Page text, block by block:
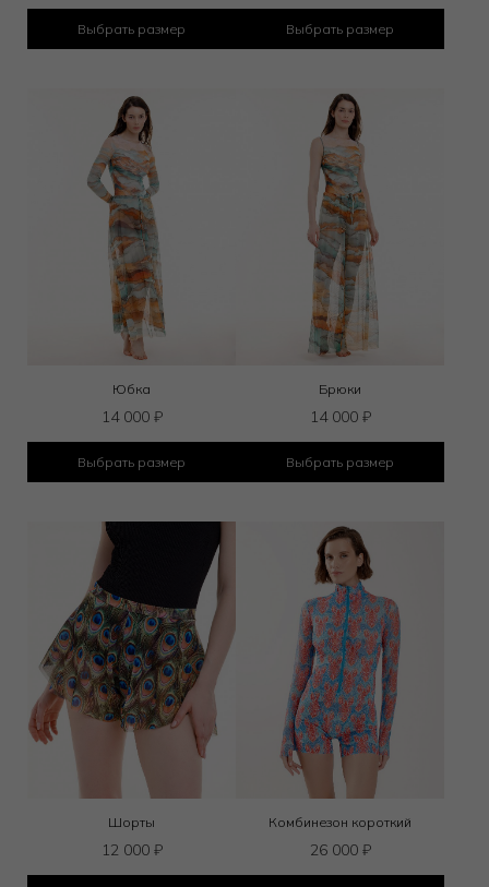
Выбрать размер Выбрать размер
Юбка
14 000 ₽
Выбрать размер
Брюки
14 000 ₽
Выбрать размер
Шорты
12 000 ₽
Комбинезон короткий
26 000 ₽